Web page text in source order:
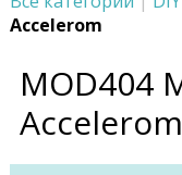
Accelerom
MOD404
Accelerom